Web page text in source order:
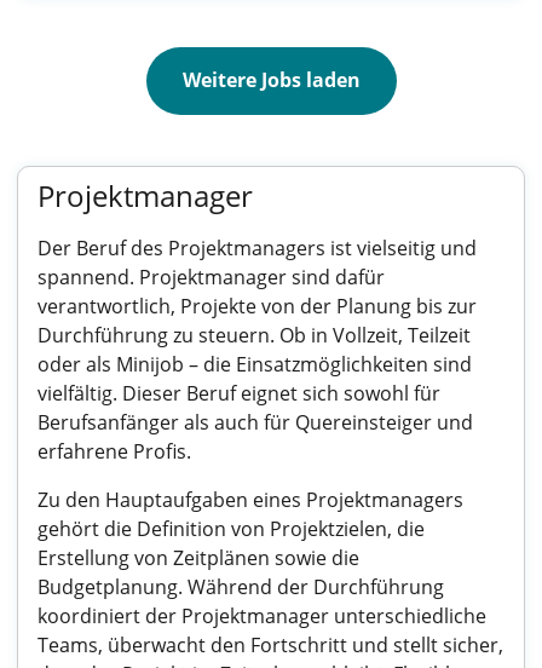
Weitere Jobs laden
Projektmanager
Der Beruf des Projektmanagers ist vielseitig und
spannend. Projektmanager sind dafür
verantwortlich, Projekte von der Planung bis zur
Durchführung zu steuern. Ob in Vollzeit, Teilzeit
oder als Minijob – die Einsatzmöglichkeiten sind
vielfältig. Dieser Beruf eignet sich sowohl für
Berufsanfänger als auch für Quereinsteiger und
erfahrene Profis.
Zu den Hauptaufgaben eines Projektmanagers
gehört die Definition von Projektzielen, die
Erstellung von Zeitplänen sowie die
Budgetplanung. Während der Durchführung
koordiniert der Projektmanager unterschiedliche
Teams, überwacht den Fortschritt und stellt sicher,